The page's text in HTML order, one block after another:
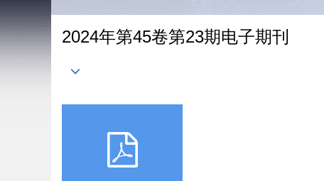
2024年第45卷第23期电子期刊